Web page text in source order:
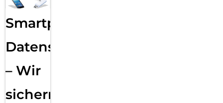
Smartphone
Datensicherung
– Wir
sichern